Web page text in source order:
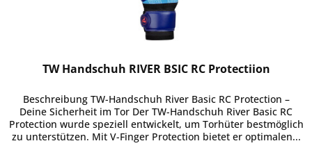
TW Handschuh RIVER BSIC RC Protectiion
Beschreibung TW-Handschuh River Basic RC Protection –
Deine Sicherheit im Tor Der TW-Handschuh River Basic RC
Protection wurde speziell entwickelt, um Torhüter bestmöglich
zu unterstützen. Mit V-Finger Protection bietet er optimalen...